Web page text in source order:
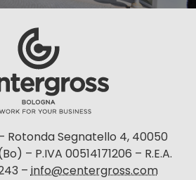
Rotonda Segnatello 4, 40050
– P.IVA 00514171206 – R.E.A.
–info@centergross.com